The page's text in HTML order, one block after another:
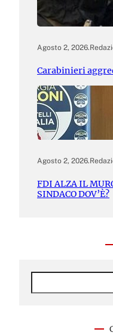
Agosto 2, 2026.
Carabinieri
Agosto 2, 2026.
FDI ALZA IL
SINDACO DOV’È?
S